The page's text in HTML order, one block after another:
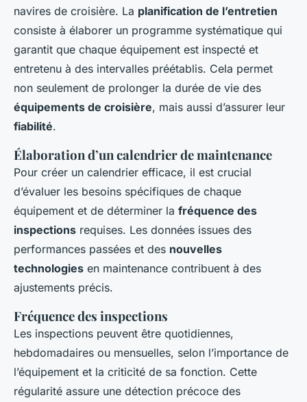
navires de croisière. La planification de l’entretien
consiste à élaborer un programme systématique qui
garantit que chaque équipement est inspecté et
entretenu à des intervalles préétablis. Cela permet
non seulement de prolonger la durée de vie des
équipements de croisière, mais aussi d’assurer leur
fiabilité.
Élaboration d’un calendrier de maintenance
Pour créer un calendrier efficace, il est crucial
d’évaluer les besoins spécifiques de chaque
équipement et de déterminer la fréquence des
inspections requises. Les données issues des
performances passées et des nouvelles
technologies en maintenance contribuent à des
ajustements précis.
Fréquence des inspections
Les inspections peuvent être quotidiennes,
hebdomadaires ou mensuelles, selon l’importance de
l’équipement et la criticité de sa fonction. Cette
régularité assure une détection précoce des